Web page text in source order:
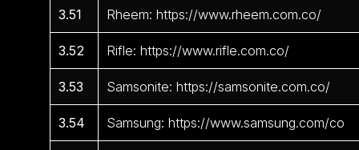
3.51 Rheem: https://www.rheem.com.co/
3.52 Rifle: https://www.rifle.com.co/
3.53 Samsonite: https://samsonite.com.co/
3.54 Samsung: https://www.samsung.com/co